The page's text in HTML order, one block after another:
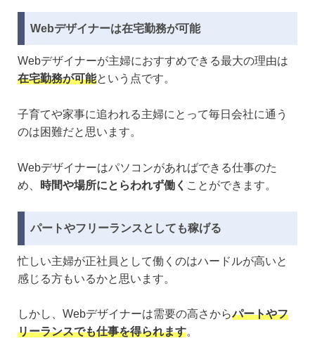
Webデザイナーは在宅勤務が可能
Webデザイナーが主婦におすすめできる最大の理由は
在宅勤務が可能という点です。
子育てや家事に追われる主婦にとって毎日会社に通う
のは困難だと思います。
Webデザイナーはパソコンがあればできる仕事のた
め、
時間や場所にとらわれず働く ことができます。
パートやフリーランスとしても稼げる
忙しい主婦が正社員として働くのはハードルが高いと
感じる方もいるかと思います。
しかし、Webデザイナーは需要の高さからパートやフ
リーランスでも仕事を得られます。